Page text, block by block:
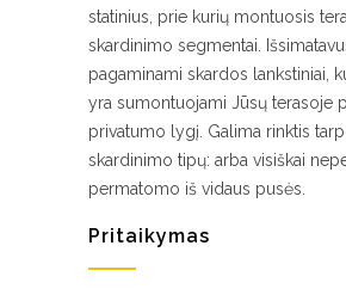
statinius, prie kurių montuosis
skardinimo segmentai.
pagaminami skardos lankstiniai,
yra sumontuojami Jūsų terasoje
privatumo lygį. Galima rinktis
skardinimo tipų: arba visiškai
permatomo iš vidaus pusės.
Pritaikymas